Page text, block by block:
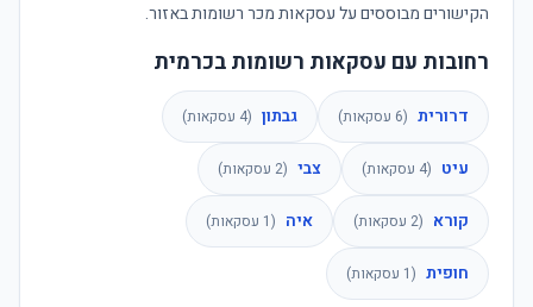
הקישורים מבוססים על עסקאות מכר רשומות באזור.
רחובות עם עסקאות רשומות בכרמית
דרורית (
6 עסקאות) גבתון (
4 עסקאות)
עיט (
4 עסקאות) צבי (
2 עסקאות)
קורא (
2 עסקאות) איה (
1 עסקאות)
חופית (
1 עסקאות)